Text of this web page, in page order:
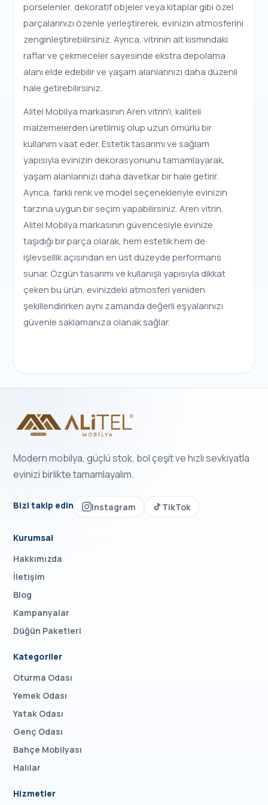
porselenler, dekoratif objeler veya kitaplar gibi özel
parçalarınızı özenle yerleştirerek, evinizin atmosferini
zenginleştirebilirsiniz. Ayrıca, vitrinin alt kısmındaki
raflar ve çekmeceler sayesinde ekstra depolama
alanı elde edebilir ve yaşam alanlarınızı daha düzenli
hale getirebilirsiniz.
Alitel Mobilya markasının Aren vitrin'i, kaliteli
malzemelerden üretilmiş olup uzun ömürlü bir
kullanım vaat eder. Estetik tasarımı ve sağlam
yapısıyla evinizin dekorasyonunu tamamlayarak,
yaşam alanlarınızı daha davetkar bir hale getirir.
Ayrıca, farklı renk ve model seçenekleriyle evinizin
tarzına uygun bir seçim yapabilirsiniz. Aren vitrin,
Alitel Mobilya markasının güvencesiyle evinize
taşıdığı bir parça olarak, hem estetik hem de
işlevsellik açısından en üst düzeyde performans
sunar. Özgün tasarımı ve kullanışlı yapısıyla dikkat
çeken bu ürün, evinizdeki atmosferi yeniden
şekillendirirken aynı zamanda değerli eşyalarınızı
güvenle saklamanıza olanak sağlar.
Modern mobilya, güçlü stok, bol çeşit ve hızlı sevkiyatla
evinizi birlikte tamamlayalım.
Bizi takip edin Instagram TikTok
Kurumsal
Hakkımızda
İletişim
Blog
Kampanyalar
Düğün Paketleri
Kategoriler
Oturma Odası
Yemek Odası
Yatak Odası
Genç Odası
Bahçe Mobilyası
Halılar
Hizmetler